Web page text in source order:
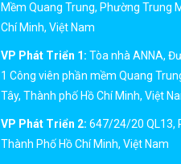
Mềm Quang Trung, Phường Trung
Chí Minh, Việt Nam
VP Phát Triển 1: Tòa nhà ANNA,
1 Công viên phần mềm Quang
Tây, Thành phố Hồ Chí Minh, Việt
VP Phát Triển 2: 647/24/20 QL13,
Thành Phố Hồ Chí Minh, Việt Nam